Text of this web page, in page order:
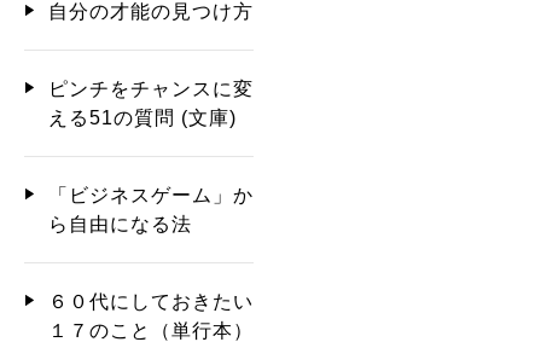
自分の才能の見つけ方
ピンチをチャンスに変
える51の質問 (文庫)
「ビジネスゲーム」か
ら自由になる法
６０代にしておきたい
１７のこと（単行本）